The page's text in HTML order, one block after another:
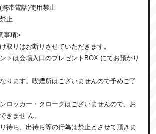
帯電話)使用禁止
止
事項>
取りはお断りさせていただきます。
トは会場入口のプレゼントBOX にてお預かり
ります。喫煙所はございませんので予めご了
ロッカー・クロークはございませんので、お
きませ ん。
待ち、出待ち等の行為は禁止とさせて頂きま